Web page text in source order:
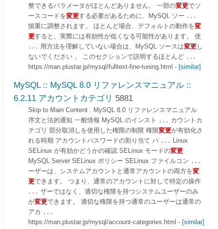
整できるパラメータがほとんどありません。 一部の変更でソ
ースコードを変更する必要があるために、MySQL ソー ...
慎重に調整されます。 ほとんど場合、デフォルトの動作を変
更すると、実際には有効性が低くなる可能性があります。 使
... 用方法を理解していない場合は、MySQL ソースは変更 し
ないでください 。 このセクションで説明するほとんど ...
https://man.plustar.jp/mysql/fulltext-fine-tuning.html - [similar]
MySQL :: MySQL 8.0 リファレンスマニュアル ::
6.2.11 アカウントカテゴリ 5881
Skip to Main Content . MySQL 8.0 リファレンスマニュアル
序文と法的通知 一般情報 MySQL のインスト
...
カウントカ
テゴリ 部分取消しを使用した権限の制限 権限変更が有効化さ
れる時期 アカウントパスワードの割り当て パ ...
Linux
SELinux が有効かどうかの確認 SELinux モードの変更
MySQL Server SELinux ポリシー SELinux ファイルコン ...
ーザーは、システムアカウントと通常アカウントの両方を変
更できます。 つまり、通常のアカウントに対して特定の操作
... ザーではなく、適切な権限を持つシステムユーザーのみ
が変更できます。 適切な権限を持つ通常のユーザーは通常の
アカ
...
https://man.plustar.jp/mysql/account-categories.html - [similar]